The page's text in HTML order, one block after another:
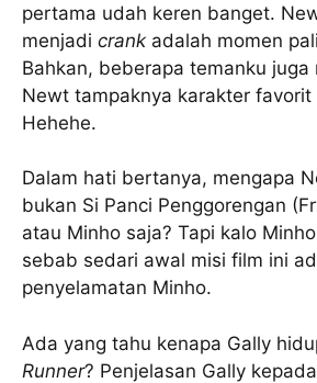
pertama udah keren banget.
menjadi crank adalah momen
Bahkan, beberapa temanku juga
Newt tampaknya karakter favorit
Hehehe.
Dalam hati bertanya, mengapa
bukan Si Panci Penggorengan
atau Minho saja? Tapi kalo
sebab sedari awal misi film ini
penyelamatan Minho.
Ada yang tahu kenapa Gally
Runner? Penjelasan Gally